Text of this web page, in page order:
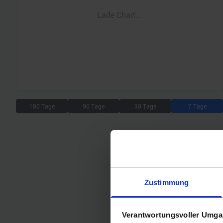
Zustimmung
Verantwortungsvoller
180 Tage 90 Tage 30 Tage 7 Tage